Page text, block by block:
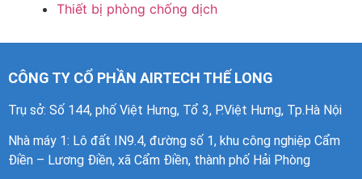
Thiết bị phòng chống dịch
CÔNG TY CỔ PHẦN AIRTECH THẾ LONG
Trụ sở: Số 144, phố Việt Hưng, Tổ 3, P.Việt Hưng, Tp.Hà Nội
Nhà máy 1: Lô đất IN9.4, đường số 1, khu công nghiệp Cẩm
Điền – Lương Điền, xã Cẩm Điền, thành phố Hải Phòng